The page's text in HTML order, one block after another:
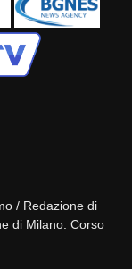
/ Redazione di
di Milano: Corso